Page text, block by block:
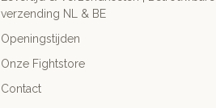
verzending NL & BE
Openingstijden
Onze Fightstore
Contact